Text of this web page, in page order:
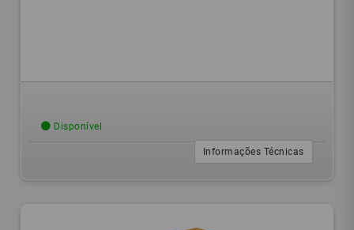
Disponível
Informações Técnicas